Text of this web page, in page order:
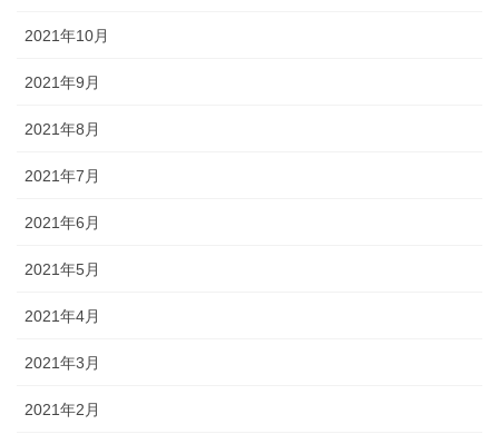
2021年10月
2021年9月
2021年8月
2021年7月
2021年6月
2021年5月
2021年4月
2021年3月
2021年2月